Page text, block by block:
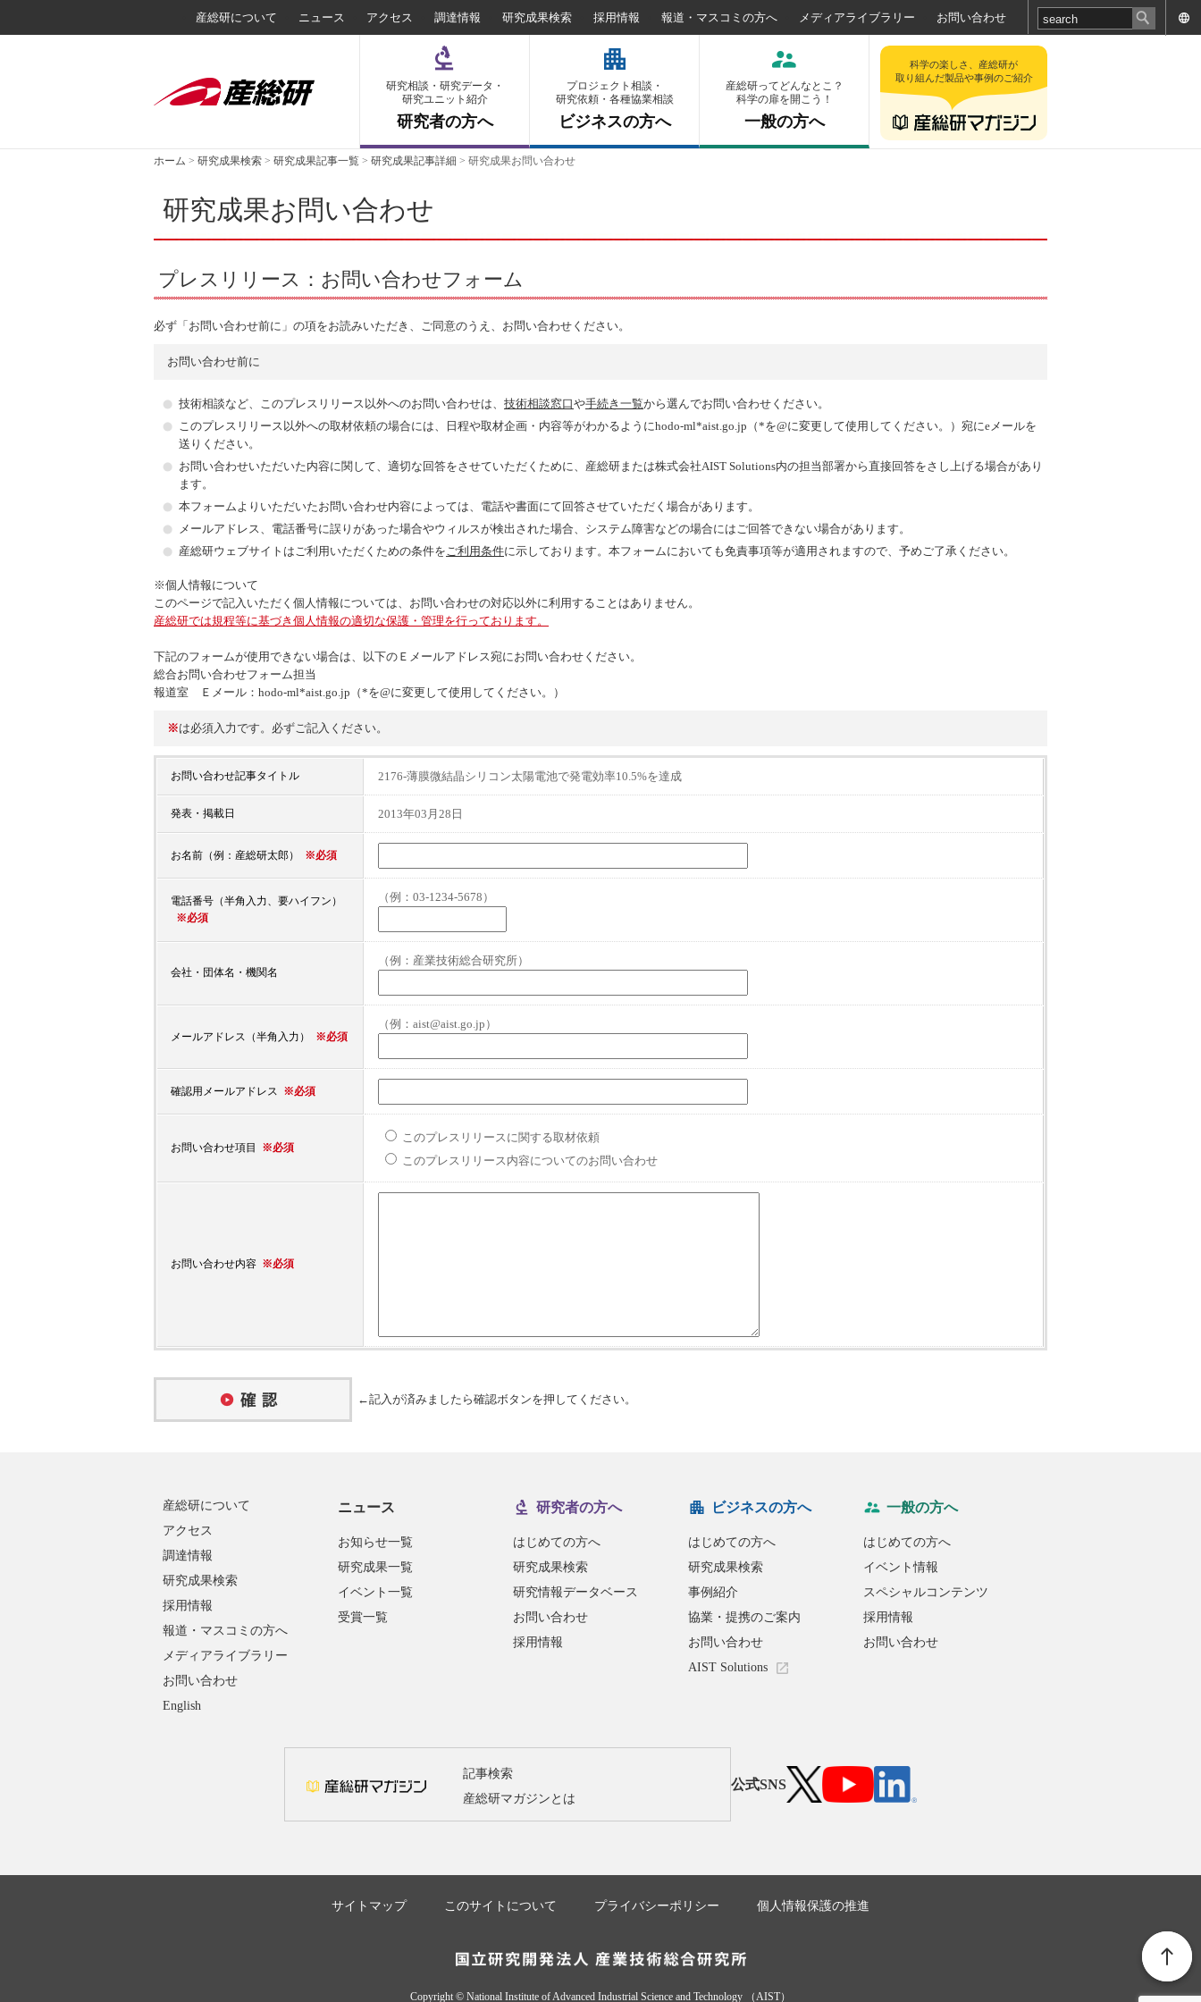
産総研について ニュース アクセス 調達情報 研究成果検索 採用情報 報道・マスコミの方へ メディアライブラリー お問い合わせ
研究相談・研究データ・
研究ユニット紹介
研究者の方へ
プロジェクト相談・
研究依頼・各種協業相談
ビジネスの方へ
産総研ってどんなとこ？
科学の扉を開こう！
一般の方へ
科学の楽しさ、産総研が
取り組んだ製品や事例のご紹介
ホーム > 研究成果検索 > 研究成果記事一覧 > 研究成果記事詳細 > 研究成果お問い合わせ
研究成果お問い合わせ
プレスリリース：お問い合わせフォーム
必ず「お問い合わせ前に」の項をお読みいただき、ご同意のうえ、お問い合わせください。
お問い合わせ前に
技術相談など、このプレスリリース以外へのお問い合わせは、 技術相談窓口や手続き一覧から選んでお問い合わせください。
このプレスリリース以外への取材依頼の場合には、日程や取材企画・内容等がわかるようにhodo-ml*aist.go.jp（*を@に変更して使用してください。）宛にeメールを
送りください。
お問い合わせいただいた内容に関して、適切な回答をさせていただくために、産総研または株式会社AIST Solutions内の担当部署から直接回答をさし上げる場合があり
ます。
本フォームよりいただいたお問い合わせ内容によっては、電話や書面にて回答させていただく場合があります。
メールアドレス、電話番号に誤りがあった場合やウィルスが検出された場合、システム障害などの場合にはご回答できない場合があります。
産総研ウェブサイトはご利用いただくための条件を ご利用条件に示しております。本フォームにおいても免責事項等が適用されますので、予めご了承ください。
※個人情報について
このページで記入いただく個人情報については、お問い合わせの対応以外に利用することはありません。
産総研では規程等に基づき個人情報の適切な保護・管理を行っております。
下記のフォームが使用できない場合は、以下のＥメールアドレス宛にお問い合わせください。
総合お問い合わせフォーム担当
報道室 Ｅメール：hodo-ml*aist.go.jp（*を@に変更して使用してください。）
※は必須入力です。必ずご記入ください。
お問い合わせ記事タイトル 2176-薄膜微結晶シリコン太陽電池で発電効率10.5%を達成
発表・掲載日 2013年03月28日
お名前（例：産総研太郎） ※必須
電話番号（半角入力、要ハイフン）
※必須
（例：03-1234-5678）
会社・団体名・機関名
（例：産業技術総合研究所）
メールアドレス（半角入力） ※必須
（例：aist@aist.go.jp）
確認用メールアドレス ※必須
お問い合わせ項目 ※必須
このプレスリリースに関する取材依頼
このプレスリリース内容についてのお問い合わせ
お問い合わせ内容 ※必須
←記入が済みましたら確認ボタンを押してください。
産総研について
アクセス
調達情報
研究成果検索
採用情報
報道・マスコミの方へ
メディアライブラリー
お問い合わせ
English
ニュース
お知らせ一覧
研究成果一覧
イベント一覧
受賞一覧
研究者の方へ
はじめての方へ
研究成果検索
研究情報データベース
お問い合わせ
採用情報
ビジネスの方へ
はじめての方へ
研究成果検索
事例紹介
協業・提携のご案内
お問い合わせ
AIST Solutions
一般の方へ
はじめての方へ
イベント情報
スペシャルコンテンツ
採用情報
お問い合わせ
記事検索
産総研マガジンとは
公式SNS
サイトマップ このサイトについて プライバシーポリシー 個人情報保護の推進
Copyright © National Institute of Advanced Industrial Science and Technology （AIST）